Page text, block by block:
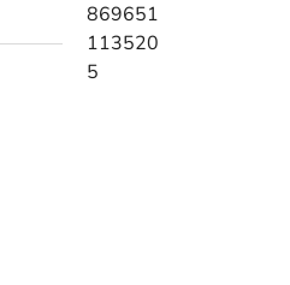
869651
113520
5